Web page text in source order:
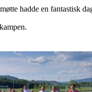
hadde en fantastisk